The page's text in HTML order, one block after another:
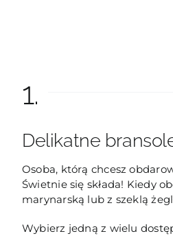
1.
Delikatne
Osoba, którą chcesz
Świetnie się składa! Kiedy
marynarską lub z szeklą
Wybierz jedną z wielu